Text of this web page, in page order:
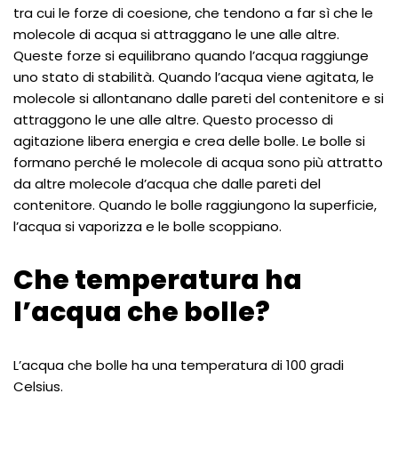
tra cui le forze di coesione, che tendono a far sì che le
molecole di acqua si attraggano le une alle altre.
Queste forze si equilibrano quando l’acqua raggiunge
uno stato di stabilità. Quando l’acqua viene agitata, le
molecole si allontanano dalle pareti del contenitore e si
attraggono le une alle altre. Questo processo di
agitazione libera energia e crea delle bolle. Le bolle si
formano perché le molecole di acqua sono più attratto
da altre molecole d’acqua che dalle pareti del
contenitore. Quando le bolle raggiungono la superficie,
l’acqua si vaporizza e le bolle scoppiano.
Che temperatura ha
l’acqua che bolle?
L’acqua che bolle ha una temperatura di 100 gradi
Celsius.